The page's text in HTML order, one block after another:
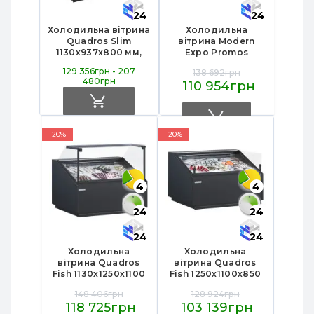
24
Холодильна вітрина
Quadros Slim
1130х937х800 мм,
гастрономічна,
середньотемпературна,
вбудований агрегат
129 356грн - 207
480грн
24
Холодильна
вітрина Modern
Expo Promos
метал/скло, LED,
Danfoss, Україна –
магазинів
138 692грн
110 954грн
-20%
4
24
24
Холодильна
вітрина Quadros
Fish 1130х1250х1100
виносний агрегат
148 406грн
118 725грн
-20%
4
24
24
Холодильна
вітрина Quadros
Fish 1250х1100х850
виносний агрегат
128 924грн
103 139грн